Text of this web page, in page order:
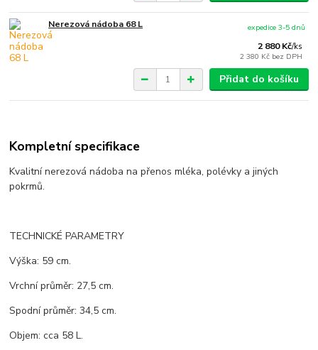
Nerezová nádoba 68 L
2 880 Kč/ks
2 380 Kč bez DPH
expedice 3-5 dnů
Přidat do košíku
Kompletní specifikace
Kvalitní nerezová nádoba na přenos mléka, polévky a jiných
pokrmů.
TECHNICKÉ PARAMETRY
Výška: 59 cm.
Vrchní průměr: 27,5 cm.
Spodní průměr: 34,5 cm.
Objem: cca 58 L.